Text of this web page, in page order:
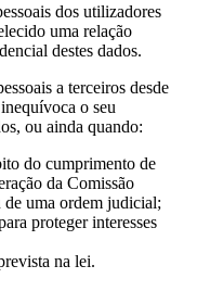
dos utilizadores
uma relação
destes dados.
a terceiros desde
o seu
ou ainda quando:
do cumprimento de
da Comissão
uma ordem judicial;
proteger interesses
na lei.